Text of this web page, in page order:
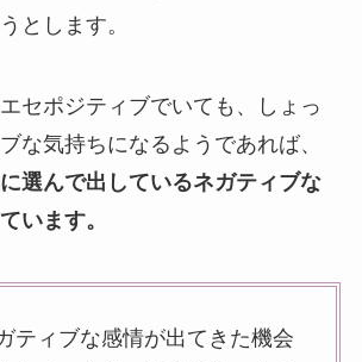
とします。
セポジティブでいても、しょっ
な気持ちになるようであれば、
選んで出しているネガティブな
います。
ティブな感情が出てきた機会